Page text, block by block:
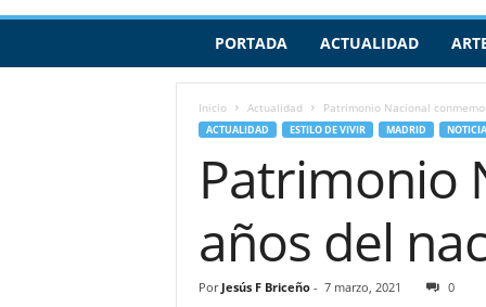
v
PORTADA ACTUALIDAD
Inicio Actualidad Patrimonio Nacional
ACTUALIDAD ESTILO DE VIVIR MADRID
Patrimonio
años del
Por Jesús F Briceño- 7 marzo, 2021 0